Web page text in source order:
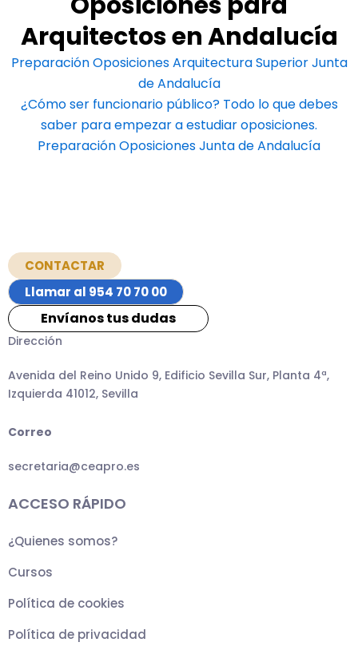
Arquitectos en Andalucía
Preparación Oposiciones Arquitectura Superior Junta
de Andalucía
¿Cómo ser funcionario público? Todo lo que debes
saber para empezar a estudiar oposiciones.
Preparación Oposiciones Junta de Andalucía
CONTACTAR
Llamar al 954 70 70 00
Envíanos tus dudas
Dirección
Avenida del Reino Unido 9, Edificio Sevilla Sur, Planta 4ª,
Izquierda 41012, Sevilla
Correo
secretaria@ceapro.es
ACCESO RÁPIDO
¿Quienes somos?
Cursos
Política de cookies
Política de privacidad